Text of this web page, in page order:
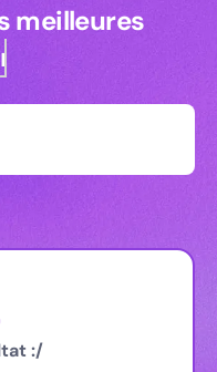
meilleures
meilleures
managers
:/